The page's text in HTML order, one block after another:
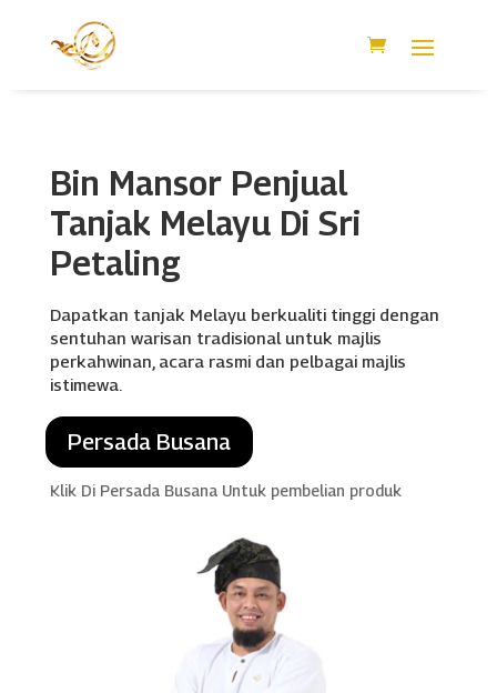
Bin Mansor Penjual
Tanjak Melayu Di Sri
Petaling
Dapatkan tanjak Melayu berkualiti tinggi dengan
sentuhan warisan tradisional untuk majlis
perkahwinan, acara rasmi dan pelbagai majlis
istimewa.
Persada Busana
Klik Di Persada Busana Untuk pembelian produk